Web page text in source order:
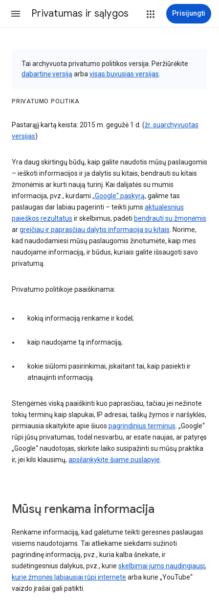
Privatumas ir sąlygos Prisijungti
Tai archyvuota privatumo politikos versija. Peržiūrėkite
dabartinę versiją arba visas buvusias versijas
PRIVATUMO POLITIKA
Pastarąjį kartą keista: 2015 m. gegužė 1 d. (žr. suarchyvuotas
versijas)
Yra daug skirtingų būdų, kaip galite naudotis mūsų paslaugomis
– ieškoti informacijos ir ja dalytis su kitais, bendrauti su kitais
žmonėmis ar kurti naują turinį. Kai dalijatės su mumis
informacija, pvz., kurdami „Google“ paskyrą, galime tas
paslaugas dar labiau pagerinti – teikti jums aktualesnius
paieškos rezultatus ir skelbimus, padėti bendrauti su žmonėmis
argreičiau ir paprasčiau dalytis informacija su kitais. Norime,
kad naudodamiesi mūsų paslaugomis žinotumėte, kaip mes
naudojame informaciją, ir būdus, kuriais galite išsaugoti savo
privatumą.
Privatumo politikoje paaiškinama:
kokią informaciją renkame ir kodėl;
kaip naudojame tą informaciją;
kokie siūlomi pasirinkimai, įskaitant tai, kaip pasiekti ir
atnaujinti informaciją.
Stengėmės viską paaiškinti kuo paprasčiau, tačiau jei nežinote
tokių terminų kaip slapukai, IP adresai, taškų žymos ir naršyklės,
pirmiausia skaitykite apie šiuos pagrindinius terminus. „Google“
rūpi jūsų privatumas, todėl nesvarbu, ar esate naujas, ar patyręs
„Google“ naudotojas, skirkite laiko susipažinti su mūsų praktika
ir, jei kils klausimų, apsilankykite šiame puslapyje.
Mūsų renkama informacija
Renkame informaciją, kad galėtume teikti geresnes paslaugas
visiems naudotojams. Tai atliekame siekdami sužinoti
pagrindinę informaciją, pvz., kuria kalba šnekate, ir
sudėtingesnius dalykus, pvz., kurie skelbimai jums naudingiausi,
kurie žmonės labiausiai rūpi internete arba kurie „YouTube“
vaizdo įrašai gali patikti.